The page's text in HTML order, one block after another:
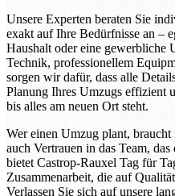
Unsere Experten beraten Sie
exakt auf Ihre Bedürfnisse an –
Haushalt oder eine gewerbliche
Technik, professionellem
sorgen wir dafür, dass alle
Planung Ihres Umzugs effizient
bis alles am neuen Ort steht.
Wer einen Umzug plant,
auch Vertrauen in das Team,
bietet Castrop-Rauxel Tag für
Zusammenarbeit, die auf
Verlassen Sie sich auf unsere